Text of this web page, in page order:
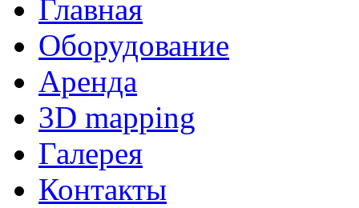
Главная
Оборудование
Аренда
3D mapping
Галерея
Контакты